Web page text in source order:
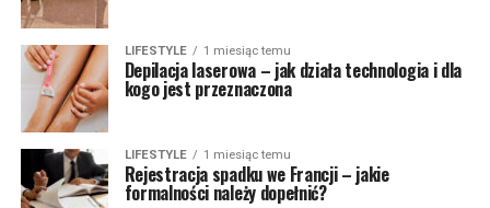
LIFESTYLE 1 miesiąc temu
Depilacja laserowa – jak działa technologia i dla
kogo jest przeznaczona
LIFESTYLE 1 miesiąc temu
Rejestracja spadku we Francji – jakie
formalności należy dopełnić?